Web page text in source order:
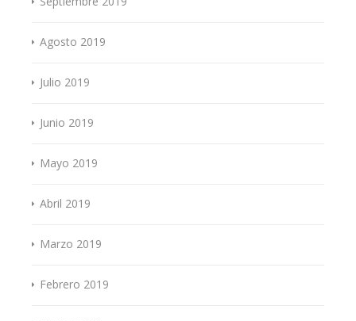
Agosto 2019
Julio 2019
Junio 2019
Mayo 2019
Abril 2019
Marzo 2019
Febrero 2019